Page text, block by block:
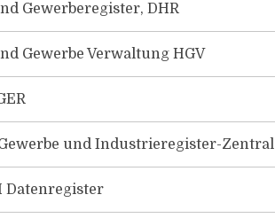
Gewerberegister, DHR
Gewerbe Verwaltung HGV
Gewerbe und Industrieregister-
Datenregister